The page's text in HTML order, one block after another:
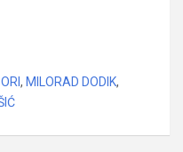
, MILORAD DODIK,